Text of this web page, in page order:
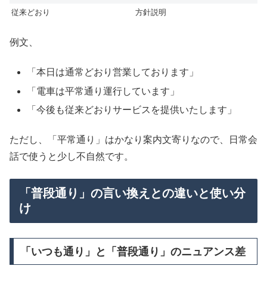
従来どおり
方針説明
例文、
「本日は通常どおり営業しております」
「電車は平常通り運行しています」
「今後も従来どおりサービスを提供いたします」
ただし、「平常通り」はかなり案内文寄りなので、日常会
話で使うと少し不自然です。
「普段通り」の言い換えとの違いと使い分
け
「いつも通り」と「普段通り」のニュアンス差